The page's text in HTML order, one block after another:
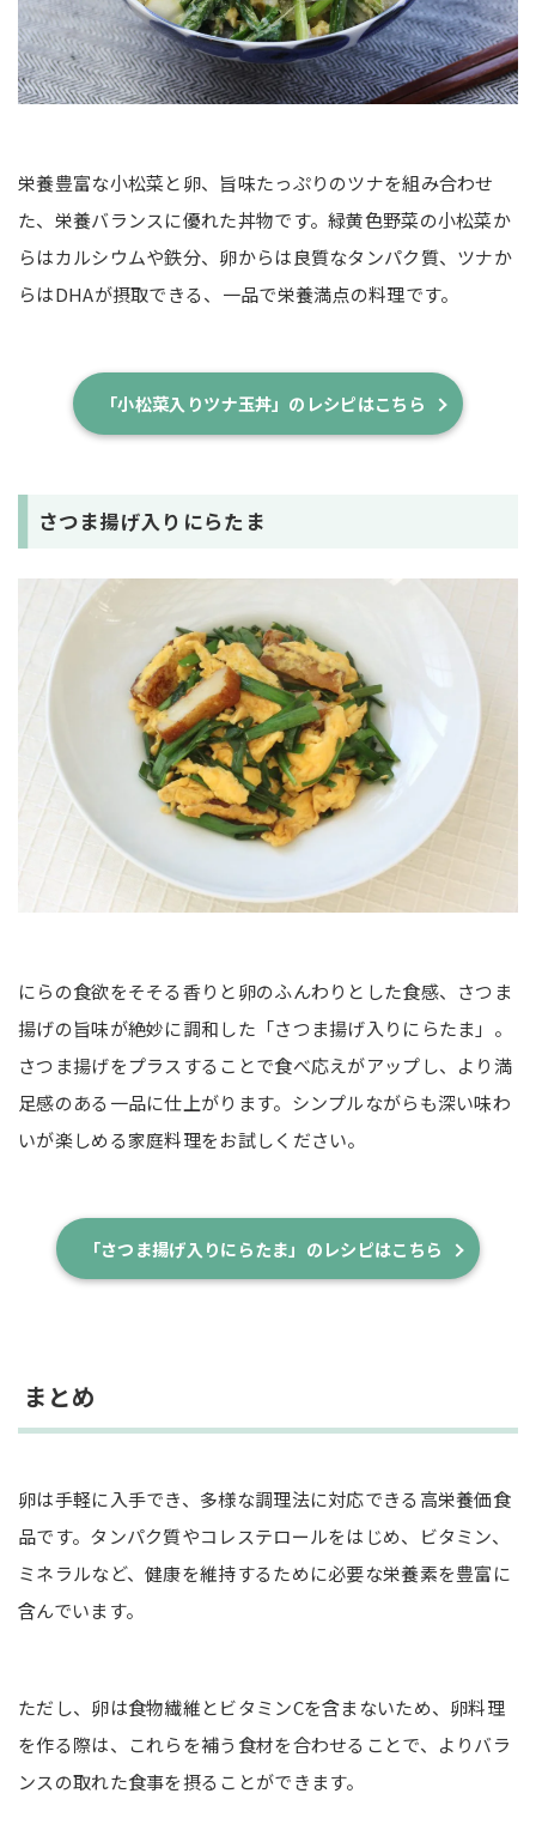
栄養豊富な小松菜と卵、旨味たっぷりのツナを組み合わせ
た、栄養バランスに優れた丼物です。緑黄色野菜の小松菜か
らはカルシウムや鉄分、卵からは良質なタンパク質、ツナか
らはDHAが摂取できる、一品で栄養満点の料理です。
「小松菜入りツナ玉丼」のレシピはこちら
さつま揚げ入りにらたま
にらの食欲をそそる香りと卵のふんわりとした食感、さつま
揚げの旨味が絶妙に調和した「さつま揚げ入りにらたま」。
さつま揚げをプラスすることで食べ応えがアップし、より満
足感のある一品に仕上がります。シンプルながらも深い味わ
いが楽しめる家庭料理をお試しください。
「さつま揚げ入りにらたま」のレシピはこちら
まとめ
卵は手軽に入手でき、多様な調理法に対応できる高栄養価食
品です。タンパク質やコレステロールをはじめ、ビタミン、
ミネラルなど、健康を維持するために必要な栄養素を豊富に
含んでいます。
ただし、卵は食物繊維とビタミンCを含まないため、卵料理
を作る際は、これらを補う食材を合わせることで、よりバラ
ンスの取れた食事を摂ることができます。